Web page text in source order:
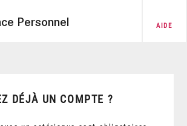
Personnel AIDE
DÉJÀ UN COMPTE ?